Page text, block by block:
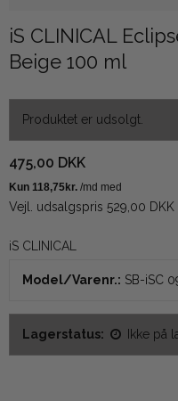
iS CLINICAL
Beige 100 ml
Produktet er udsolgt.
475,00 DKK
Vejl. udsalgspris 529,00 DKK
iS CLINICAL
Model/Varenr.: SB-iSC
Lagerstatus: Ikke på